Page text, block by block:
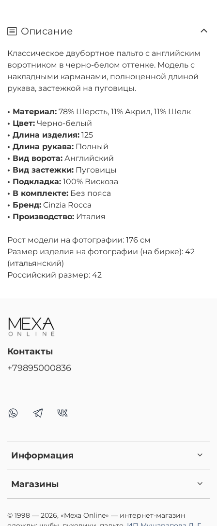
Описание
Классическое двубортное пальто с английским
воротником в черно-белом оттенке. Модель с
накладными карманами, полноценной длиной
рукава, застежкой на пуговицы.
• Материал: 78% Шерсть, 11% Акрил, 11% Шелк
• Цвет: Черно-белый
• Длина изделия: 125
• Длина рукава: Полный
• Вид ворота: Английский
• Вид застежки: Пуговицы
• Подкладка: 100% Вискоза
• В комплекте: Без пояса
• Бренд: Cinzia Rocca
• Производство: Италия
Рост модели на фотографии: 176 см
Размер изделия на фотографии (на бирке): 42
(итальянский)
Российский размер: 42
Информация
Магазины
Контакты
+79895000836
© 1998 — 2026, «Mexa Online» — интернет-магазин